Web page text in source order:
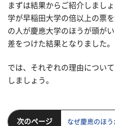
まずは結果からご紹介しまし
学が早稲田大学の倍以上の票
の人が慶應大学のほうが頭が
差をつけた結果となりました。
では、それぞれの理由につい
しましょう。
次のページ なぜ慶應のほう